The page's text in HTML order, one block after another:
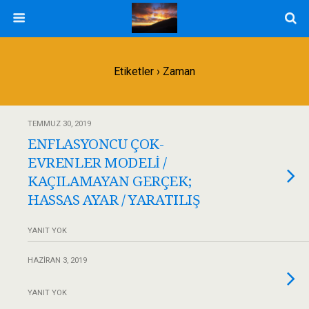
Etiketler › Zaman
TEMMUZ 30, 2019
ENFLASYONCU ÇOK-
EVRENLER MODELİ /
KAÇILAMAYAN GERÇEK;
HASSAS AYAR / YARATILIŞ
YANIT YOK
HAZIRAN 3, 2019
YANIT YOK